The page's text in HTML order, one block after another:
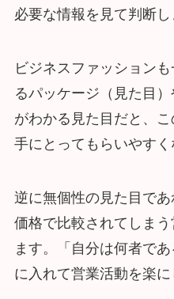
必要な情報を見て判断し
ビジネスファッション
るパッケージ（見た目）
がわかる見た目だと、
手にとってもらいやすく
逆に無個性の見た目で
価格で比較されてしま
ます。「自分は何者で
に入れて営業活動を楽に